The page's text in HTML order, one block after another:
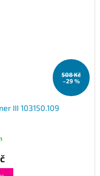
508 Kč
–29 %
III 103150.109